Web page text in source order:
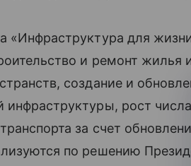
«Инфраструктура для
и ремонт
создание и
инфраструктуры, рост
за счет
по решению